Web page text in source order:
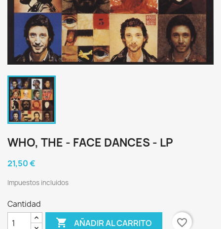
WHO, THE - FACE DANCES - LP
21,50 €
Impuestos incluidos
Cantidad
 AÑADIR AL CARRITO
favorite_border